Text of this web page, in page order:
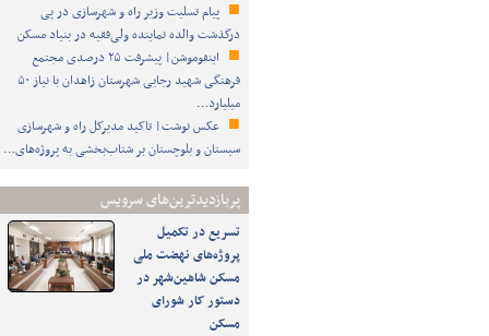
پیام تسلیت وزیر راه و شهرسازی در پی
درگذشت والده نماینده ولی‌فقیه در بنیاد مسکن
اینفوموشن| پیشرفت ۲۵ درصدی مجتمع
فرهنگی شهید رجایی شهرستان زاهدان با نیاز ۵۰
میلیارد…
عکس نوشت| تاکید مدیرکل راه و شهرسازی
سیستان و بلوچستان بر شتاب‌بخشی به پروژه‌های…
پربازدیدترین‌های سرویس
تسریع در تکمیل
پروژه‌های نهضت ملی
مسکن شاهین‌شهر در
دستور کار شورای
مسکن